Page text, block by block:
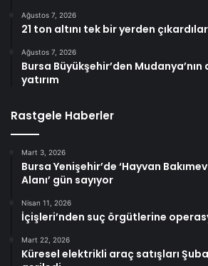
Ağustos 7, 2026
21 ton altını tek bir yerden çıkardılar
Ağustos 7, 2026
Bursa Büyükşehir’den
yatırım
Rastgele Haberler
Mart 3, 2026
Bursa Yenişehir’de ‘Hayvan
Alanı’ gün sayıyor
Nisan 11, 2026
İçişleri’nden suç örgütlerine
Mart 22, 2026
Küresel elektrikli araç satışları